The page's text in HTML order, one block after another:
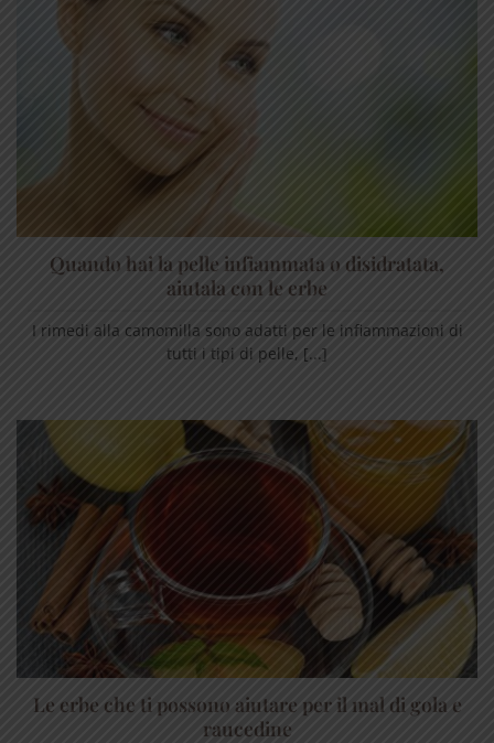
Quando hai la pelle infiammata o disidratata,
aiutala con le erbe
I rimedi alla camomilla sono adatti per le infiammazioni di
tutti i tipi di pelle, [...]
Le erbe che ti possono aiutare per il mal di gola e
raucedine